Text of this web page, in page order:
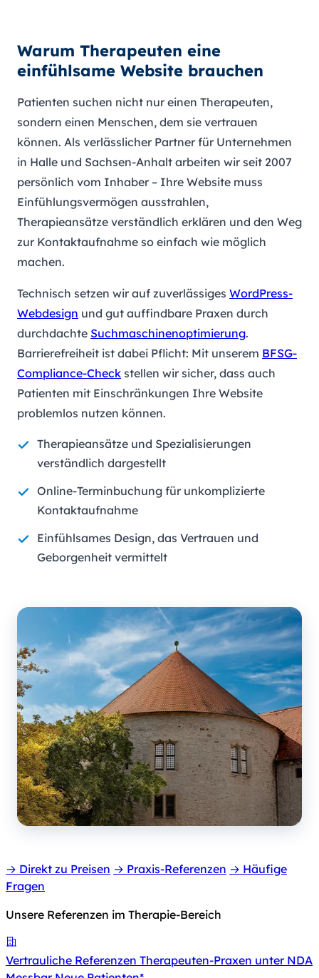
Warum Therapeuten eine
einfühlsame Website brauchen
Patienten suchen nicht nur einen Therapeuten,
sondern einen Menschen, dem sie vertrauen
können. Als verlässlicher Partner für Unternehmen
in Halle und Sachsen-Anhalt arbeiten wir seit 2007
persönlich vom Inhaber – Ihre Website muss
Einfühlungsvermögen ausstrahlen,
Therapieansätze verständlich erklären und den Weg
zur Kontaktaufnahme so einfach wie möglich
machen.
Technisch setzen wir auf zuverlässiges WordPress-
Webdesign und gut auffindbare Praxen durch
durchdachte Suchmaschinenoptimierung.
Barrierefreiheit ist dabei Pflicht: Mit unserem BFSG-
Compliance-Check stellen wir sicher, dass auch
Patienten mit Einschränkungen Ihre Website
problemlos nutzen können.
Therapieansätze und Spezialisierungen
verständlich dargestellt
Online-Terminbuchung für unkomplizierte
Kontaktaufnahme
Einfühlsames Design, das Vertrauen und
Geborgenheit vermittelt
→ Direkt zu Preisen → Praxis-Referenzen → Häufige
Fragen
Unsere Referenzen im Therapie-Bereich
Vertrauliche Referenzen Therapeuten-Praxen unter NDA